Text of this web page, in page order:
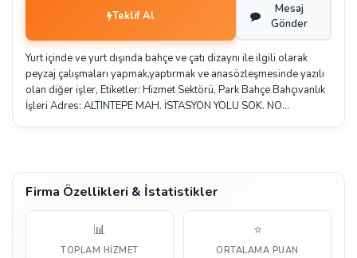
Teklif Al
Mesaj
Gönder
Yurt içinde ve yurt dışında bahçe ve çatı dizaynı ile ilgili olarak
peyzaj çalışmaları yapmak,yaptırmak ve anasözleşmesinde yazılı
olan diğer işler, Etiketler: Hizmet Sektörü, Park Bahçe Bahçıvanlık
İşleri Adres: ALTINTEPE MAH. İSTASYON YOLU SOK. NO…
Firma Özellikleri & İstatistikler
📊
TOPLAM HIZMET
⭐
ORTALAMA PUAN